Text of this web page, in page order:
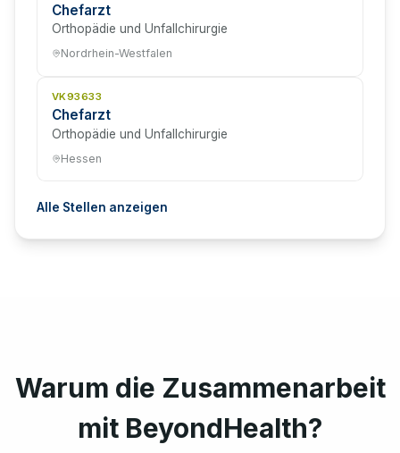
Chefarzt
Orthopädie und Unfallchirurgie
Nordrhein-Westfalen
VK93633
Chefarzt
Orthopädie und Unfallchirurgie
Hessen
Alle Stellen anzeigen
Warum die Zusammenarbeit
mit BeyondHealth?